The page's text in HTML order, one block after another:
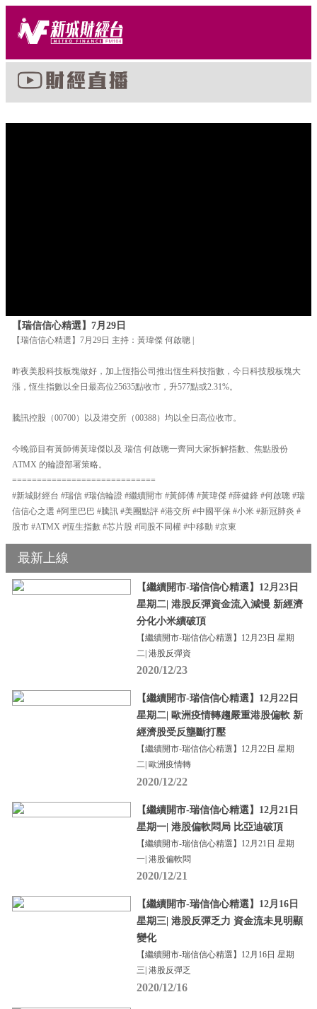
【瑞信信心精選】7月29日
【瑞信信心精選】7月29日 主持：黃瑋傑 何啟聰 |
昨夜美股科技板塊做好，加上恆指公司推出恆生科技指數，今日科技股板塊大
漲，恆生指數以全日最高位25635點收市，升577點或2.31%。
騰訊控股（00700）以及港交所（00388）均以全日高位收市。
今晚節目有黃師傅黃瑋傑以及 瑞信 何啟聰一齊同大家拆解指數、焦點股份
ATMX 的輪證部署策略。
=============================
#新城財經台 #瑞信 #瑞信輪證 #繼續開市 #黃師傅 #黃瑋傑 #薛健鋒 #何啟聰 #瑞
信信心之選 #阿里巴巴 #騰訊 #美團點評 #港交所 #中國平保 #小米 #新冠肺炎 #
股市 #ATMX #恆生指數 #芯片股 #同股不同權 #中移動 #京東
最新上線
【繼續開市-瑞信信心精選】12月23日
星期二| 港股反彈資金流入減慢 新經濟
分化小米續破頂
【繼續開市-瑞信信心精選】12月23日 星期
二| 港股反彈資
2020/12/23
【繼續開市-瑞信信心精選】12月22日
星期二| 歐洲疫情轉趨嚴重港股偏軟 新
經濟股受反壟斷打壓
【繼續開市-瑞信信心精選】12月22日 星期
二| 歐洲疫情轉
2020/12/22
【繼續開市-瑞信信心精選】12月21日
星期一| 港股偏軟悶局 比亞迪破頂
【繼續開市-瑞信信心精選】12月21日 星期
一| 港股偏軟悶
2020/12/21
【繼續開市-瑞信信心精選】12月16日
星期三| 港股反彈乏力 資金流未見明顯
變化
【繼續開市-瑞信信心精選】12月16日 星期
三| 港股反彈乏
2020/12/16